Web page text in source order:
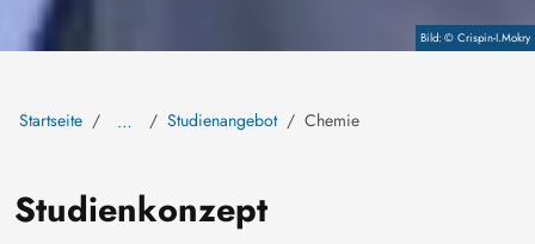
Copyright
© Crispin-I.Mokry
Startseite … Studienangebot Chemie
Studienkonzept